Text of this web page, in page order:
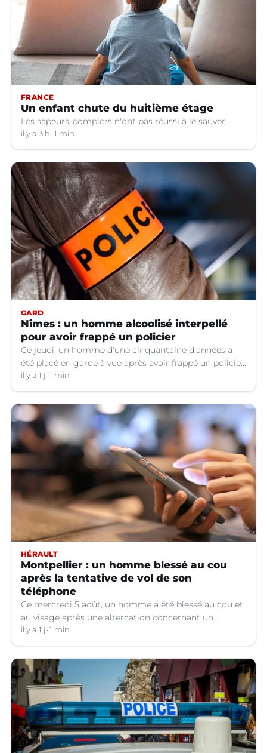
FRANCE
Un enfant chute du huitième étage
Les sapeurs-pompiers n'ont pas réussi à le sauver.
il y a 3 h 1 min
GARD
Nîmes : un homme alcoolisé interpellé
pour avoir frappé un policier
Ce jeudi, un homme d'une cinquantaine d'années a
été placé en garde à vue après avoir frappé un policier
hors service à Nîmes (Gard).
il y a 1 j 1 min
HÉRAULT
Montpellier : un homme blessé au cou
après la tentative de vol de son
téléphone
Ce mercredi 5 août, un homme a été blessé au cou et
au visage après une altercation concernant un
téléphone portable à Montpellier (Hérault).
il y a 1 j 1 min